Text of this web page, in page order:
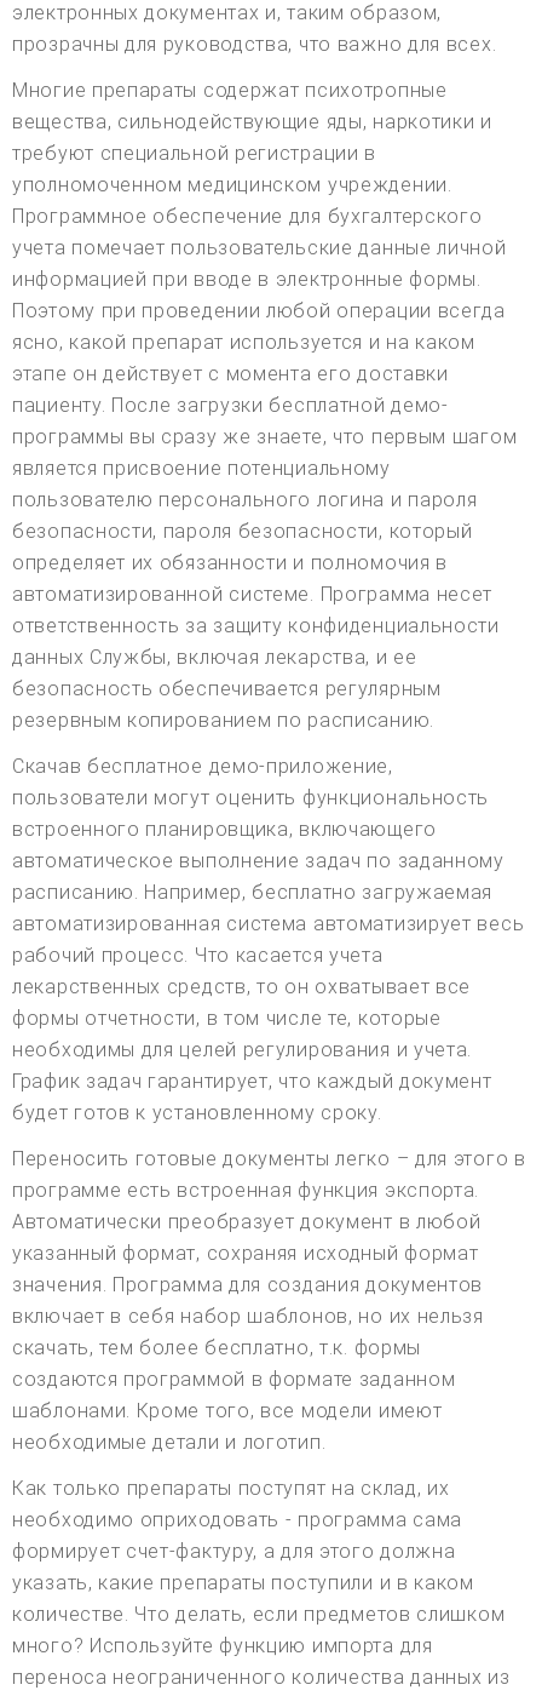
электронных документах и, таким образом,
прозрачны для руководства, что важно для всех.
Многие препараты содержат психотропные
вещества, сильнодействующие яды, наркотики и
требуют специальной регистрации в
уполномоченном медицинском учреждении.
Программное обеспечение для бухгалтерского
учета помечает пользовательские данные личной
информацией при вводе в электронные формы.
Поэтому при проведении любой операции всегда
ясно, какой препарат используется и на каком
этапе он действует с момента его доставки
пациенту. После загрузки бесплатной демо-
программы вы сразу же знаете, что первым шагом
является присвоение потенциальному
пользователю персонального логина и пароля
безопасности, пароля безопасности, который
определяет их обязанности и полномочия в
автоматизированной системе. Программа несет
ответственность за защиту конфиденциальности
данных Службы, включая лекарства, и ее
безопасность обеспечивается регулярным
резервным копированием по расписанию.
Скачав бесплатное демо-приложение,
пользователи могут оценить функциональность
встроенного планировщика, включающего
автоматическое выполнение задач по заданному
расписанию. Например, бесплатно загружаемая
автоматизированная система автоматизирует весь
рабочий процесс. Что касается учета
лекарственных средств, то он охватывает все
формы отчетности, в том числе те, которые
необходимы для целей регулирования и учета.
График задач гарантирует, что каждый документ
будет готов к установленному сроку.
Переносить готовые документы легко – для этого в
программе есть встроенная функция экспорта.
Автоматически преобразует документ в любой
указанный формат, сохраняя исходный формат
значения. Программа для создания документов
включает в себя набор шаблонов, но их нельзя
скачать, тем более бесплатно, т.к. формы
создаются программой в формате заданном
шаблонами. Кроме того, все модели имеют
необходимые детали и логотип.
Как только препараты поступят на склад, их
необходимо оприходовать - программа сама
формирует счет-фактуру, а для этого должна
указать, какие препараты поступили и в каком
количестве. Что делать, если предметов слишком
много? Используйте функцию импорта для
переноса неограниченного количества данных из